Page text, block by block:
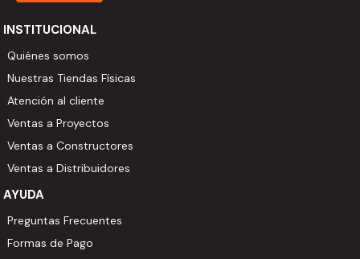
INSTITUCIONAL
Quiénes somos
Nuestras Tiendas Físicas
Atención al cliente
Ventas a Proyectos
Ventas a Constructores
Ventas a Distribuidores
AYUDA
Preguntas Frecuentes
Formas de Pago